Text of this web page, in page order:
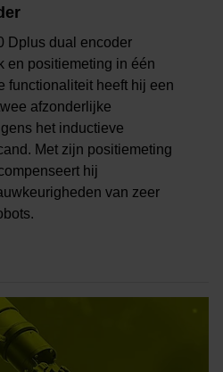
Dplus dual encoder
en positiemeting in één
functionaliteit heeft hij een
afzonderlijke
het inductieve
Met zijn positiemeting
hij
van zeer